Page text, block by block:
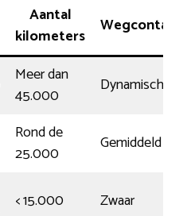
Aantal
kilometers
Wegcontact
Meer dan
45.000
Dynamisch
Rond de
25.000
Gemiddeld
< 15.000 Zwaar